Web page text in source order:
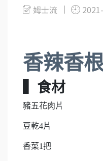
姆士流
香辣香
▍食材
豬五花肉片
豆乾4片
香菜1把